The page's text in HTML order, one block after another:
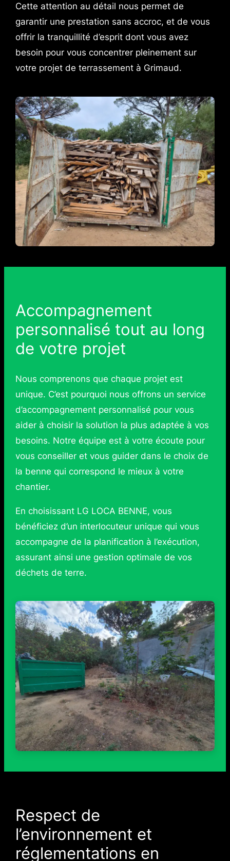
Cette attention au détail nous permet de
garantir une prestation sans accroc, et de vous
offrir la tranquillité d’esprit dont vous avez
besoin pour vous concentrer pleinement sur
votre projet de terrassement à Grimaud.
Accompagnement
personnalisé tout au long
de votre projet
Nous comprenons que chaque projet est
unique. C’est pourquoi nous offrons un service
d’accompagnement personnalisé pour vous
aider à choisir la solution la plus adaptée à vos
besoins. Notre équipe est à votre écoute pour
vous conseiller et vous guider dans le choix de
la benne qui correspond le mieux à votre
chantier.
En choisissant LG LOCA BENNE, vous
bénéficiez d’un interlocuteur unique qui vous
accompagne de la planification à l’exécution,
assurant ainsi une gestion optimale de vos
déchets de terre.
Respect de
l’environnement et
réglementations en